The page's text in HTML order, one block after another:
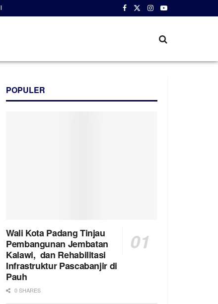
POPULER
Wali Kota Padang Tinjau
Pembangunan Jembatan
Kalawi, dan Rehabilitasi
Infrastruktur Pascabanjir di
Pauh
0 SHARES